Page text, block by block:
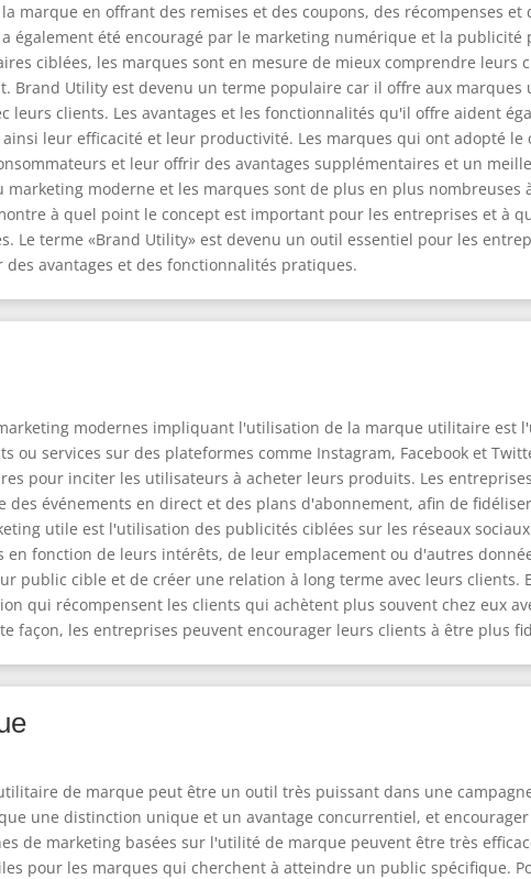
marque en offrant des remises et des coupons, des récompenses
également été encouragé par le marketing numérique et la
ciblées, les marques sont en mesure de mieux comprendre
Brand Utility est devenu un terme populaire car il offre aux
leurs clients. Les avantages et les fonctionnalités qu'il offre aident
leur efficacité et leur productivité. Les marques qui ont adopté
et leur offrir des avantages supplémentaires et un
marketing moderne et les marques sont de plus en plus
à quel point le concept est important pour les entreprises et à
Le terme «Brand Utility» est devenu un outil essentiel pour les
avantages et des fonctionnalités pratiques.
modernes impliquant l'utilisation de la marque utilitaire est
ou services sur des plateformes comme Instagram, Facebook et
pour inciter les utilisateurs à acheter leurs produits. Les
des événements en direct et des plans d'abonnement, afin de
utile est l'utilisation des publicités ciblées sur les réseaux
en fonction de leurs intérêts, de leur emplacement ou d'autres
public cible et de créer une relation à long terme avec leurs clients.
qui récompensent les clients qui achètent plus souvent chez eux
façon, les entreprises peuvent encourager leurs clients à être plus
de marque peut être un outil très puissant dans une
une distinction unique et un avantage concurrentiel, et
de marketing basées sur l'utilité de marque peuvent être très
pour les marques qui cherchent à atteindre un public spécifique.